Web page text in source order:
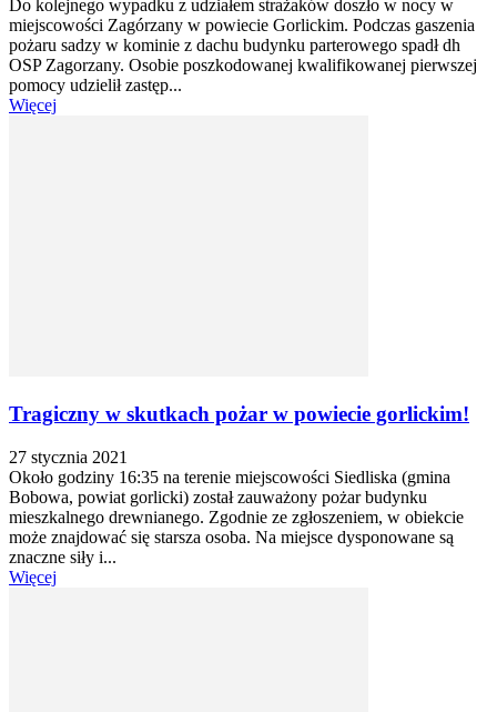
Do kolejnego wypadku z udziałem strażaków doszło w nocy w
miejscowości Zagórzany w powiecie Gorlickim. Podczas gaszenia
pożaru sadzy w kominie z dachu budynku parterowego spadł dh
OSP Zagorzany. Osobie poszkodowanej kwalifikowanej pierwszej
pomocy udzielił zastęp...
Więcej
Tragiczny w skutkach pożar w powiecie gorlickim!
27 stycznia 2021
Około godziny 16:35 na terenie miejscowości Siedliska (gmina
Bobowa, powiat gorlicki) został zauważony pożar budynku
mieszkalnego drewnianego. Zgodnie ze zgłoszeniem, w obiekcie
może znajdować się starsza osoba. Na miejsce dysponowane są
znaczne siły i...
Więcej